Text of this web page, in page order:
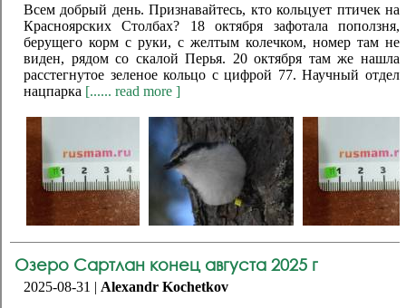
Всем добрый день. Признавайтесь, кто кольцует птичек на
Красноярских Столбах? 18 октября зафотала поползня,
берущего корм с руки, с желтым колечком, номер там не
виден, рядом со скалой Перья. 20 октября там же нашла
расстегнутое зеленое кольцо с цифрой 77. Научный отдел
нацпарка [...... read more ]
Озеро Сартлан конец августа 2025 г
2025-08-31 | Alexandr Kochetkov